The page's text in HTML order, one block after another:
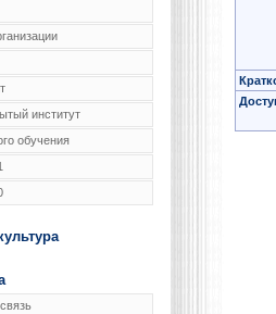
институт
обучения